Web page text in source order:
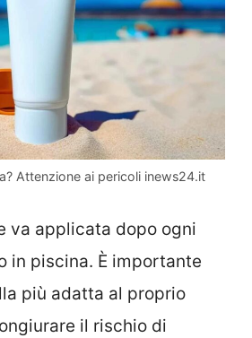
Attenzione ai pericoli inews24.it
va applicata dopo ogni
in piscina. È importante
più adatta al proprio
il rischio di